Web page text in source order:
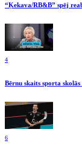
“Ķekava/RB&B” spēj
4
Bērnu skaits sporta
6